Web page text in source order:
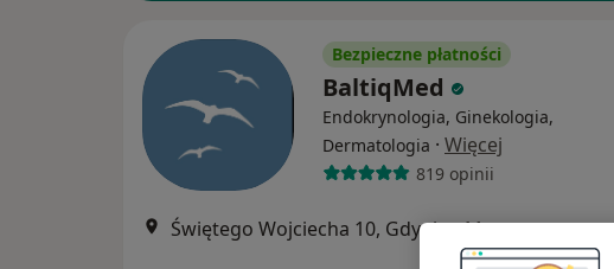
Bezpieczne płatności
BaltiqMed
Endokrynologia, Ginekologia,
Dermatologia · Więcej
819 opinii
Świętego Wojciecha 10, Gdynia•Mapa